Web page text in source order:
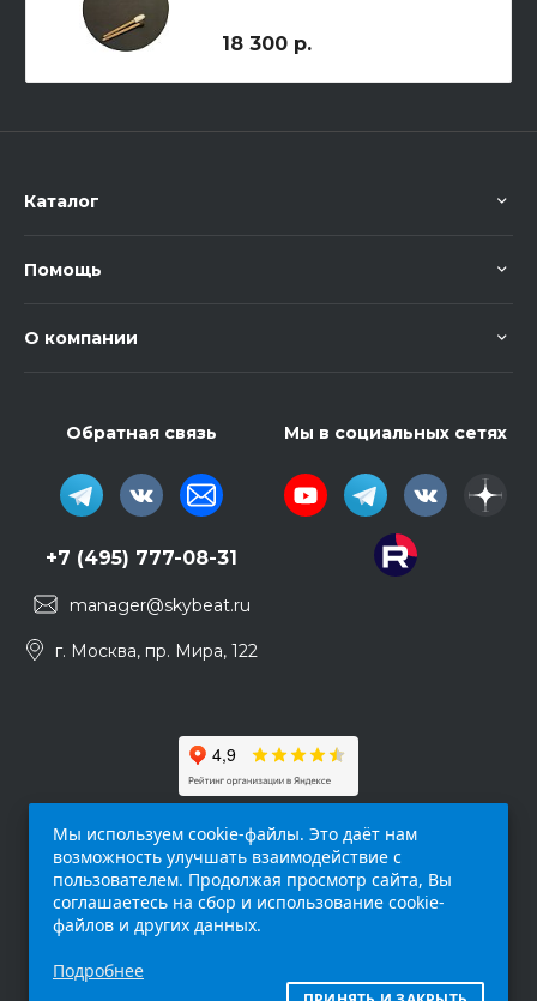
18 300 р.
Каталог
Помощь
О компании
Обратная связь
+7 (495) 777-08-31
manager@skybeat.ru
г. Москва, пр. Мира, 122
Мы в социальных сетях
интернет-сайт (
Мы используем cookie-файлы. Это даёт нам
возможность улучшать взаимодействие с
пользователем. Продолжая просмотр сайта, Вы
соглашаетесь на сбор и использование cookie-
файлов и других данных.
Подробнее